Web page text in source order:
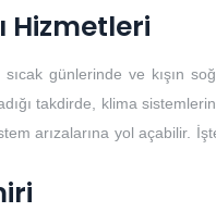
Hizmetleri
günlerinde ve kışın
takdirde, klima
arızalarına yol açabilir.